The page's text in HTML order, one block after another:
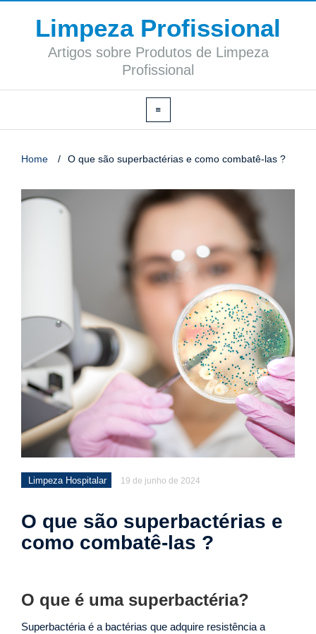
Limpeza Profissional
Artigos sobre Produtos de Limpeza
Profissional
Home / O que são superbactérias e como combatê-las ?
Limpeza Hospitalar 19 de junho de 2024
O que são superbactérias e
como combatê-las ?
O que é uma superbactéria?
Superbactéria é a bactérias que adquire resistência a